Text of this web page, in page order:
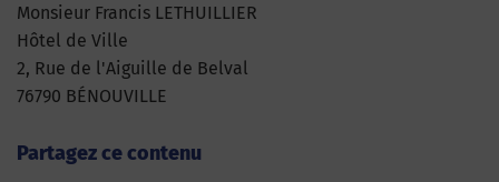
Monsieur Francis LETHUILLIER
Hôtel de Ville
2, Rue de l'Aiguille de Belval
76790 BÉNOUVILLE
Partagez ce contenu